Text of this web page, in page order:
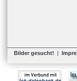
Bilder gesucht! |